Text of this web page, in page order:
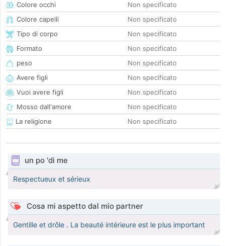
Colore occhi
Non specificato
Colore capelli
Non specificato
Tipo di corpo
Non specificato
Formato
Non specificato
peso
Non specificato
Avere figli
Non specificato
Vuoi avere figli
Non specificato
Mosso dall'amore
Non specificato
La religione
Non specificato
un po 'di me
Respectueux et sérieux
Cosa mi aspetto dal mio partner
Gentille et drôle . La beauté intérieure est le plus important